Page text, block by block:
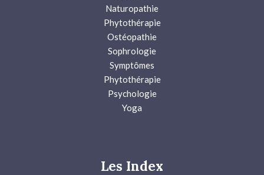
Naturopathie
Phytothérapie
Ostéopathie
Sophrologie
Symptômes
Phytothérapie
Psychologie
Yoga
Les Index